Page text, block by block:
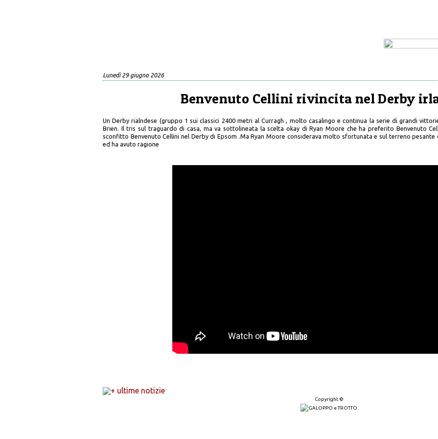
Lunedì 29 giugno 2026
Benvenuto Cellini rivincita nel Derby
Un Derby rialndese (gruppo 1 sui classici 2400 metri al Curragh , molto casalingo e continua la serie di grandi
Brien. Il tris sul traguardo di casa, ma va sottolineata la scelta okay di Ryan Moore che ha preferito Benvenuto
sconfitto Benvenuto Cellini nel Derby di Epsom .Ma Ryan Moore considerava molto sfortunata e sul terreno
ed ha avuto ragione
+ ultime notizie
Copyright ©